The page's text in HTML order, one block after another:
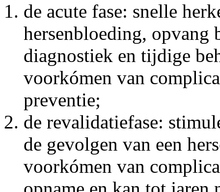
de acute fase: snelle
hersenbloeding, opvang
diagnostiek en tijdige
voorkómen van
preventie;
de revalidatiefase:
de gevolgen van een
voorkómen van